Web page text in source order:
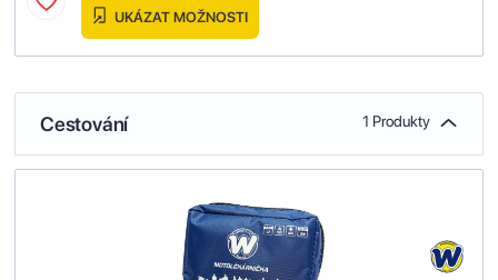
UKÁZAT MOŽNOSTI
Cestování 1 Produkty